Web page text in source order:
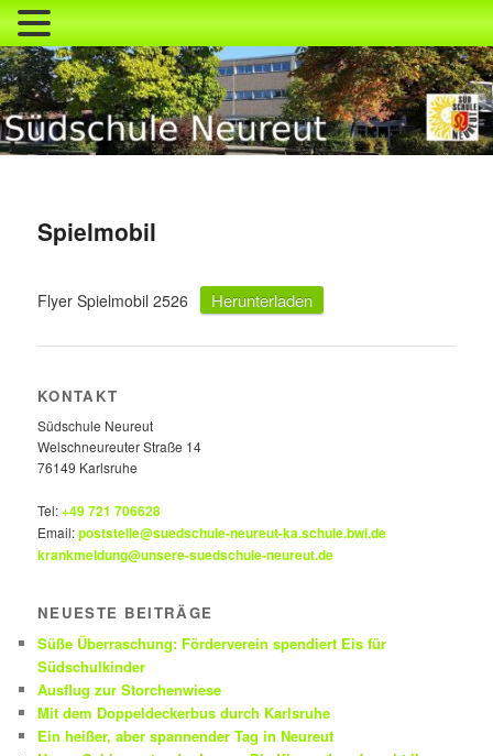
Zum
primären
Inhalt
springen
Spielmobil
Flyer Spielmobil 2526 Herunterladen
KONTAKT
Südschule Neureut
Welschneureuter Straße 14
76149 Karlsruhe
Tel:+49 721 706628
Email:poststelle@suedschule-neureut-ka.schule.bwl.de
krankmeldung@unsere-suedschule-neureut.de
NEUESTE BEITRÄGE
Süße Überraschung: Förderverein spendiert Eis für
Südschulkinder
Ausflug zur Storchenwiese
Mit dem Doppeldeckerbus durch Karlsruhe
Ein heißer, aber spannender Tag in Neureut